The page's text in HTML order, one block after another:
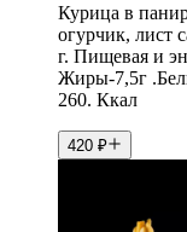
Курица в
огурчик, лист
г. Пищевая и
Жиры-7,5г
260. Ккал
420 ₽